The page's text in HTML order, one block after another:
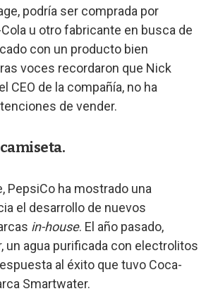
podría ser comprada por
u otro fabricante en busca de
con un producto bien
voces recordaron que Nick
CEO de la compañía, no ha
de vender.
PepsiCo ha mostrado una
el desarrollo de nuevos
in-house. El año pasado,
un agua purificada con electrolitos
al éxito que tuvo Coca-
Smartwater.